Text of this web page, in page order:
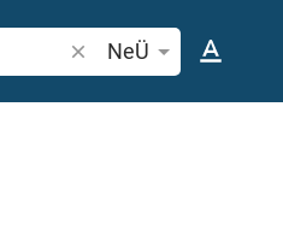
Bibelstelle oder Begriff
NeÜ